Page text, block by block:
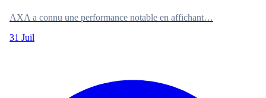
AXA a connu une performance notable en affichant…
31 Juil